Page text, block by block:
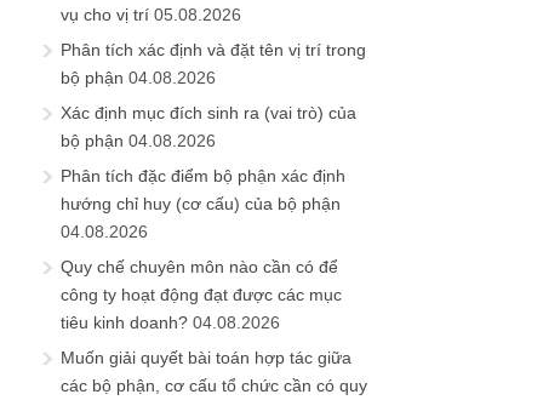
vụ cho vị trí 05.08.2026
Phân tích xác định và đặt tên vị trí trong
bộ phận 04.08.2026
Xác định mục đích sinh ra (vai trò) của
bộ phận 04.08.2026
Phân tích đặc điểm bộ phận xác định
hướng chỉ huy (cơ cấu) của bộ phận
04.08.2026
Quy chế chuyên môn nào cần có để
công ty hoạt động đạt được các mục
tiêu kinh doanh? 04.08.2026
Muốn giải quyết bài toán hợp tác giữa
các bộ phận, cơ cấu tổ chức cần có quy